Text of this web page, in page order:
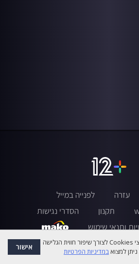
עזרה
לפנייה במייל
תקנון
הסדרי נגישות
ותנאי שימוש
לידיעתך, אנו משתמשים בקבצי Cookies לצורך שיפור חווית הגלישה
למצואבמדיניות הפרטיות אישור